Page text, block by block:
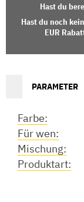
Hast du
Hast du noch
EUR
PARAMETER
Farbe:
Für wen:
Mischung:
Produktart: